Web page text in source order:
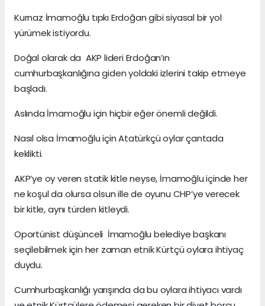
Kurnaz İmamoğlu tıpkı Erdoğan gibi siyasal bir yol
yürümek istiyordu.
Doğal olarak da AKP lideri Erdoğan’ın
cumhurbaşkanlığına giden yoldaki izlerini takip etmeye
başladı.
Aslında İmamoğlu için hiçbir eğer önemli değildi.
Nasıl olsa İmamoğlu için Atatürkçü oylar çantada
keklikti.
AKP’ye oy veren statik kitle neyse, İmamoğlu içinde her
ne koşul da olursa olsun ille de oyunu CHP’ye verecek
bir kitle, aynı türden kitleydi.
Oportünist düşünceli İmamoğlu belediye başkanı
seçilebilmek için her zaman etnik Kürtçü oylara ihtiyaç
duydu.
Cumhurbaşkanlığı yarışında da bu oylara ihtiyacı vardı